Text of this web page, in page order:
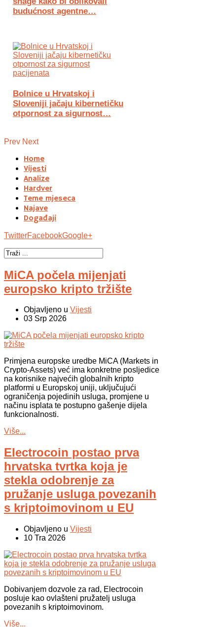
budućnost agentne…
Bolnice u Hrvatskoj i
Sloveniji jačaju kibernetičku
otpornost za sigurnost…
Prev Next
Home
Vijesti
Analize
Hardver
Teme mjeseca
Najave
Događaji
TwitterFacebookGoogle+
MiCA počela mijenjati
europsko kripto tržište
Objavljeno u Vijesti
03 Srp 2026
Primjena europske uredbe MiCA (Markets in
Crypto-Assets) već ima konkretne posljedice
na korisnike najvećih globalnih kripto
platformi u Europskoj uniji, uključujući
ograničenja pojedinih usluga, promjene u
načinu isplata te postupno gašenje dijela
funkcionalnosti.
Više...
Electrocoin postao prva
hrvatska tvrtka koja je
stekla odobrenje za
pružanje usluga povezanih
s kriptoimovinom u EU
Objavljeno u Vijesti
10 Tra 2026
Dobivanjem dozvole za rad, Electrocoin
posluje kao ovlašteni pružatelj usluga
povezanih s kriptoimovinom.
Više...